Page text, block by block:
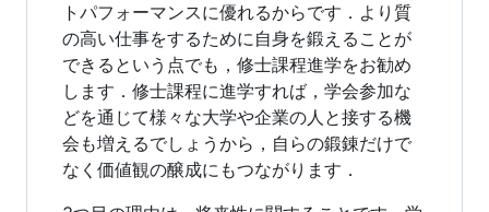
トパフォーマンスに優れるからです．より質
の高い仕事をするために自身を鍛えることが
できるという点でも，修士課程進学をお勧め
します．修士課程に進学すれば，学会参加な
どを通じて様々な大学や企業の人と接する機
会も増えるでしょうから，自らの鍛錬だけで
なく価値観の醸成にもつながります．